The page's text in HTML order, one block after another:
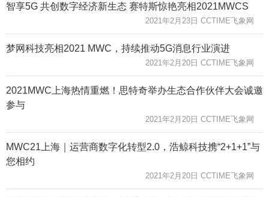
智享5G 共创数字经济新生态 赛特斯惊艳亮相2021MWCS
2021年2月23日 CCTIME飞象网
梦网科技亮相2021 MWC，持续推动5G消息行业演进
2021年2月20日 CCTIME飞象网
2021MWC上海热情重燃！思特奇举办生态合作伙伴大会诚邀
参与
2021年2月20日 CCTIME飞象网
MWC21上海｜运营商数字化转型2.0，浩鲸科技携“2+1+1”与
您相约
2021年2月20日 CCTIME飞象网